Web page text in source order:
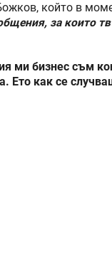
който в
за които
ми бизнес съм
Ето как се